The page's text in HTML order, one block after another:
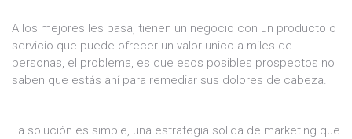
A los mejores les pasa, tienen un negocio con un producto o
servicio que puede ofrecer un valor unico a miles de
personas, el problema, es que esos posibles prospectos no
saben que estás ahí para remediar sus dolores de cabeza.
La solución es simple, una estrategia solida de marketing que